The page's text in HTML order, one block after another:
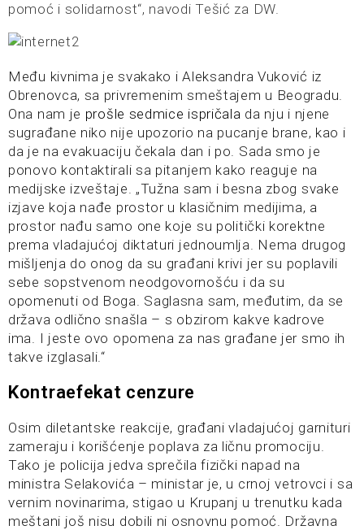
pomoć i solidarnost“, navodi Tešić za DW.
Među kivnima je svakako i Aleksandra Vuković iz
Obrenovca, sa privremenim smeštajem u Beogradu.
Ona nam je prošle sedmice ispričala da nju i njene
sugrađane niko nije upozorio na pucanje brane, kao i
da je na evakuaciju čekala dan i po. Sada smo je
ponovo kontaktirali sa pitanjem kako reaguje na
medijske izveštaje. „Tužna sam i besna zbog svake
izjave koja nađe prostor u klasičnim medijima, a
prostor nađu samo one koje su politički korektne
prema vladajućoj diktaturi jednoumlja. Nema drugog
mišljenja do onog da su građani krivi jer su poplavili
sebe sopstvenom neodgovornošću i da su
opomenuti od Boga. Saglasna sam, međutim, da se
država odlično snašla – s obzirom kakve kadrove
ima. I jeste ovo opomena za nas građane jer smo ih
takve izglasali.“
Kontraefekat cenzure
Osim diletantske reakcije, građani vladajućoj garnituri
zameraju i korišćenje poplava za ličnu promociju.
Tako je policija jedva sprečila fizički napad na
ministra Selakovića – ministar je, u crnoj vetrovci i sa
vernim novinarima, stigao u Krupanj u trenutku kada
meštani još nisu dobili ni osnovnu pomoć. Državna